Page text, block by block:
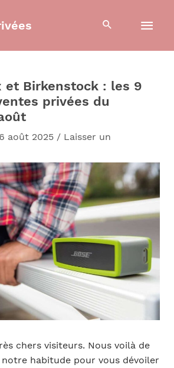
et Birkenstock : les 9
privées du
août 2025 / Laisser un
chers visiteurs. Nous voilà de
habitude pour vous dévoiler